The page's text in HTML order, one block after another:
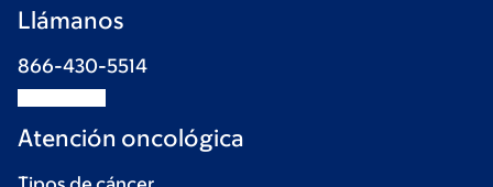
Llámanos
866-430-5514
Atención oncológica